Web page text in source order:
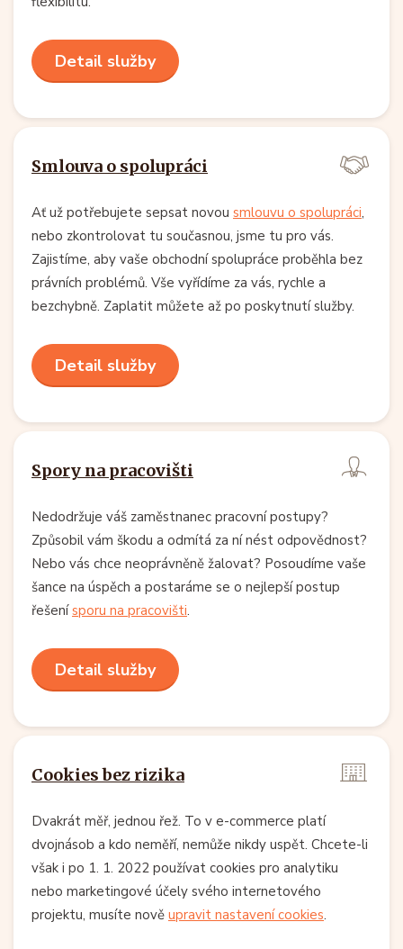
Detail služby
Smlouva o spolupráci
Ať už potřebujete sepsat novou smlouvu o spolupráci,
nebo zkontrolovat tu současnou, jsme tu pro vás.
Zajistíme, aby vaše obchodní spolupráce proběhla bez
právních problémů. Vše vyřídíme za vás, rychle a
bezchybně. Zaplatit můžete až po poskytnutí služby.
Detail služby
Spory na pracovišti
Nedodržuje váš zaměstnanec pracovní postupy?
Způsobil vám škodu a odmítá za ní nést odpovědnost?
Nebo vás chce neoprávněně žalovat? Posoudíme vaše
šance na úspěch a postaráme se o nejlepší postup
řešenísporu na pracovišti.
Detail služby
Cookies bez rizika
Dvakrát měř, jednou řež. To v e-commerce platí
dvojnásob a kdo neměří, nemůže nikdy uspět. Chcete-li
však i po 1. 1. 2022 používat cookies pro analytiku
nebo marketingové účely svého internetového
projektu, musíte nově upravit nastavení cookies.